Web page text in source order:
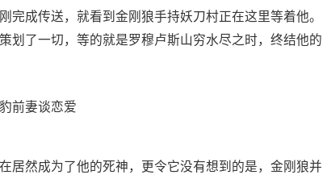
成传送，就看到金刚狼手持妖刀村正在这里等着他。
划了一切，等的就是罗穆卢斯山穷水尽之时，终结他的
居然成为了他的死神，更令它没有想到的是，金刚狼并